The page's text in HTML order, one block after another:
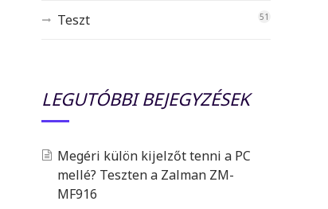
Teszt 51
LEGUTÓBBI BEJEGYZÉSEK
Megéri külön kijelzőt tenni a PC
mellé? Teszten a Zalman ZM-
MF916